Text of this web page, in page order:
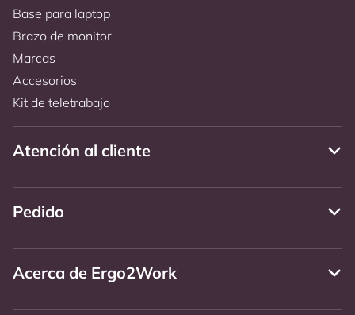
Base para laptop
Brazo de monitor
Marcas
Accesorios
Kit de teletrabajo
Atención al cliente
Pedido
Acerca de Ergo2Work